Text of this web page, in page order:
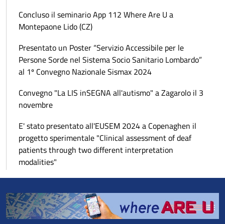
Concluso il seminario App 112 Where Are U a
Montepaone Lido (CZ)
Presentato un Poster “Servizio Accessibile per le
Persone Sorde nel Sistema Socio Sanitario Lombardo”
al 1º Convegno Nazionale Sismax 2024
Convegno "La LIS inSEGNA all'autismo" a Zagarolo il 3
novembre
E' stato presentato all'EUSEM 2024 a Copenaghen il
progetto sperimentale "Clinical assessment of deaf
patients through two different interpretation
modalities"